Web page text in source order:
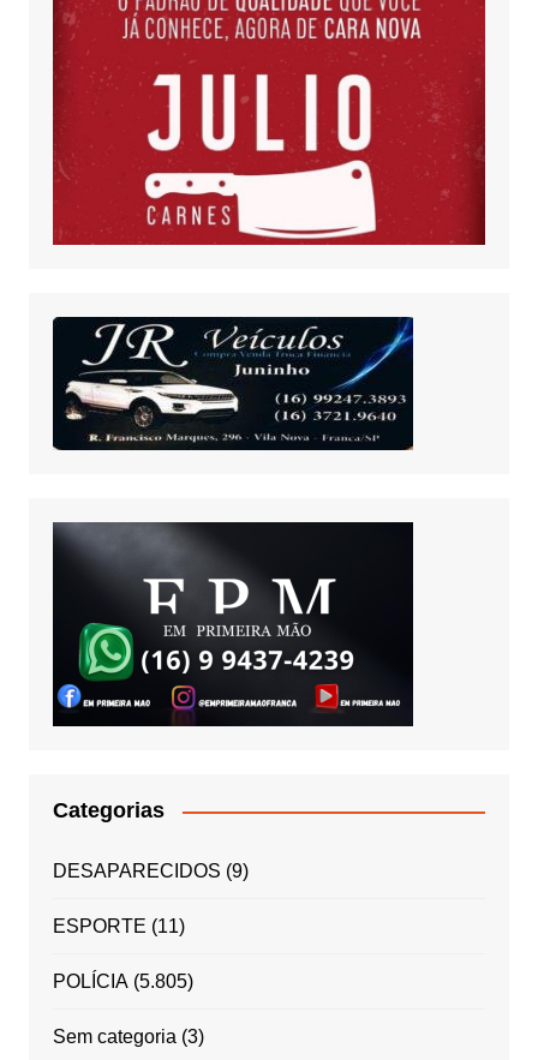
Categorias
DESAPARECIDOS (9)
ESPORTE (11)
POLÍCIA(5.805)
Sem categoria(3)